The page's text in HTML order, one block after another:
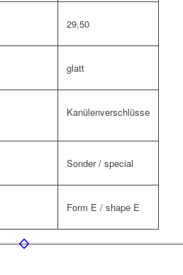
29,50
glatt
Kanülenverschlüsse
Sonder / special
Form E / shape E